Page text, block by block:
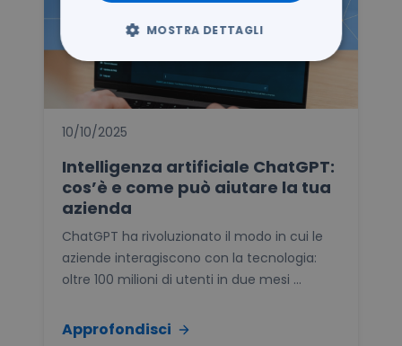
10/10/2025
Intelligenza artificiale ChatGPT:
cos’è e come può aiutare la tua
azienda
ChatGPT ha rivoluzionato il modo in cui le
aziende interagiscono con la tecnologia:
oltre 100 milioni di utenti in due mesi ...
Approfondisci
MOSTRA DETTAGLI